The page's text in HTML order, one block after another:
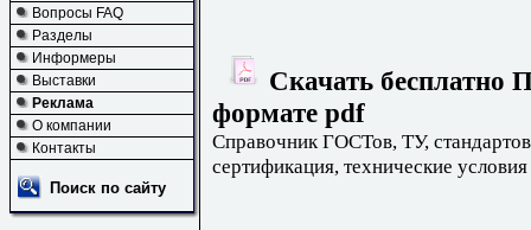
Вопросы FAQ
Разделы
Информеры
Выставки
Реклама
О компании
Контакты
Поиск по сайту
Скачать
формате pdf
Справочник ГОСТов, ТУ,
сертификация, технические условия